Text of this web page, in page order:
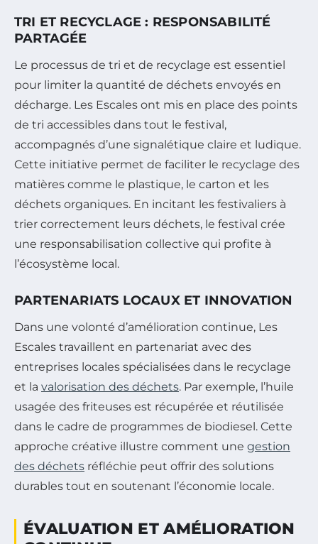
TRI ET RECYCLAGE : RESPONSABILITÉ
PARTAGÉE
Le processus de tri et de recyclage est essentiel
pour limiter la quantité de déchets envoyés en
décharge. Les Escales ont mis en place des points
de tri accessibles dans tout le festival,
accompagnés d’une signalétique claire et ludique.
Cette initiative permet de faciliter le recyclage des
matières comme le plastique, le carton et les
déchets organiques. En incitant les festivaliers à
trier correctement leurs déchets, le festival crée
une responsabilisation collective qui profite à
l’écosystème local.
PARTENARIATS LOCAUX ET INNOVATION
Dans une volonté d’amélioration continue, Les
Escales travaillent en partenariat avec des
entreprises locales spécialisées dans le recyclage
et la valorisation des déchets. Par exemple, l’huile
usagée des friteuses est récupérée et réutilisée
dans le cadre de programmes de biodiesel. Cette
approche créative illustre comment une gestion
des déchets réfléchie peut offrir des solutions
durables tout en soutenant l’économie locale.
ÉVALUATION ET AMÉLIORATION